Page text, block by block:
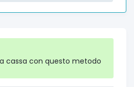
cassa con questo metodo